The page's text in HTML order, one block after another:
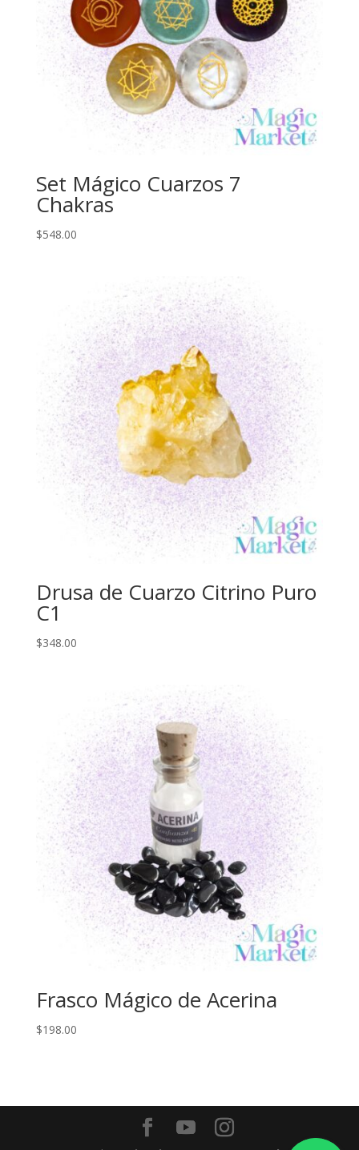
Set Mágico Cuarzos 7
Chakras
$548.00
Drusa de Cuarzo Citrino Puro
C1
$348.00
Frasco Mágico de Acerina
$198.00